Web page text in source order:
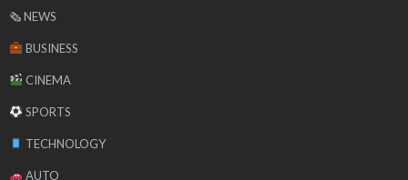
🗞 NEWS
BUSINESS
CINEMA
SPORTS
TECHNOLOGY
AUTO